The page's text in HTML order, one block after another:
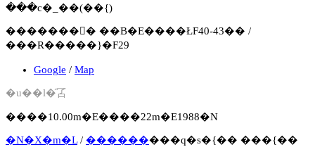
���c�_��(��{)
�������񍐏� ��B�E����ŁF40-43�� /
���R�����}�F29
Google / Map
�u��l�̑叾
����10.00m�E����22m�E1988�N
�N�X�m�L/ ���������q�s�{�� ���{��